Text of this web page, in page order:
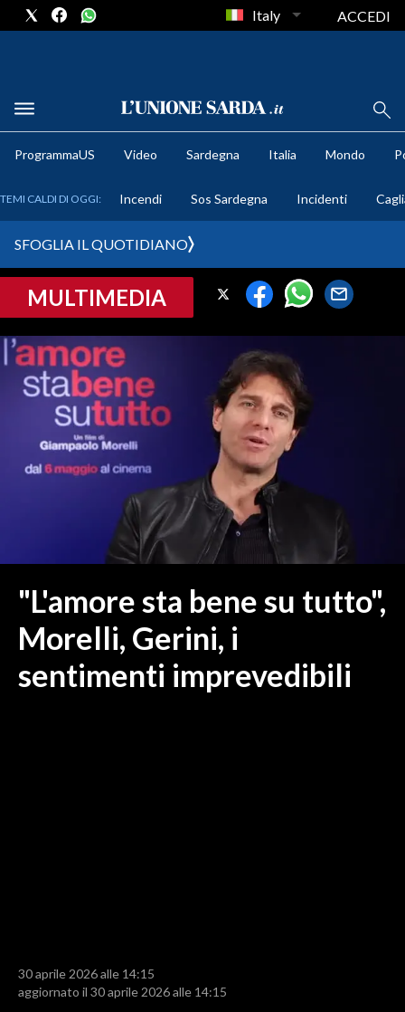
METEO
CRONACA SARDEGNA
PROVINCIA DI CAGLIARI
SULCIS IGLESIENTE
MEDIO CAMPIDANO
ORISTANO E PROVINCIA
SASSARI E PROVINCIA
NUORO E PROVINCIA
ITALIA
MONDO
RISULTATI E CLASSIFICHE
Italy ACCEDI
ProgrammaUS Video Sardegna Italia Mondo
TEMI CALDI DI OGGI: Incendi Sos Sardegna Incidenti
SFOGLIA IL QUOTIDIANO
MULTIMEDIA
"L'amore sta bene su tutto",
Morelli, Gerini, i
sentimenti imprevedibili
30 aprile 2026 alle 14:15
aggiornato il 30 aprile 2026 alle 14:15